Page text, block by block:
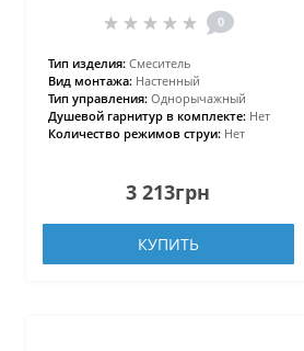
0
Тип изделия: Смеситель
Вид монтажа: Настенный
Тип управления: Однорычажный
Душевой гарнитур в комплекте: Нет
Количество режимов струи: Нет
3 213грн
КУПИТЬ